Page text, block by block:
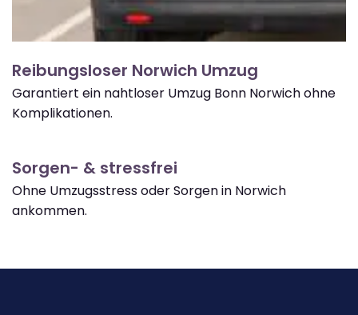
Reibungsloser Norwich Umzug
Garantiert ein nahtloser Umzug Bonn Norwich ohne
Komplikationen.
Sorgen- & stressfrei
Ohne Umzugsstress oder Sorgen in Norwich
ankommen.